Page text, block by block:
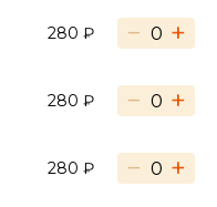
280 ₽ − +
280 ₽ − +
280 ₽ − +